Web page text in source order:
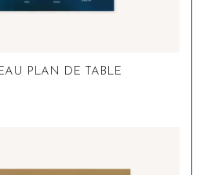
PLAN DE TABLE